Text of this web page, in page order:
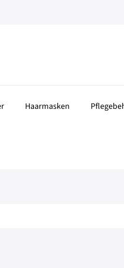
Wir hören nicht
Haarmasken